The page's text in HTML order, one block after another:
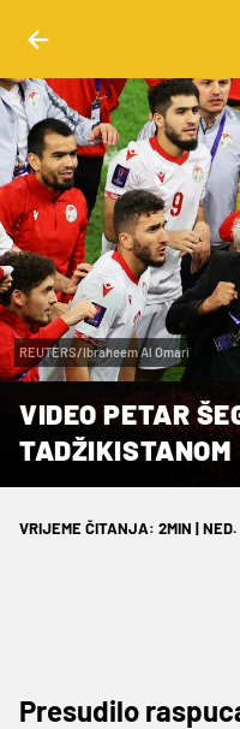
REUTERS/Ibraheem Al Omari
VIDEO PETAR
TADŽIKISTANOM
VRIJEME ČITANJA: 2MIN |
Presudilo